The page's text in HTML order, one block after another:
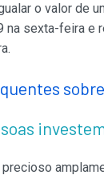
o valor de
na sexta-feira e